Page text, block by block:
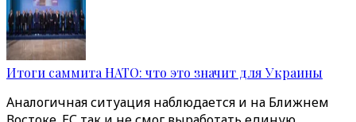
Итоги саммита НАТО: что это значит для Украины
Аналогичная ситуация наблюдается и на Ближнем